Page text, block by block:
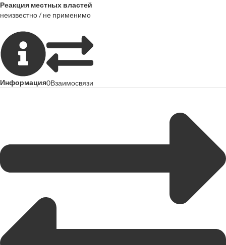
Реакция местных властей
неизвестно / не применимо
Информация0Взаимосвязи